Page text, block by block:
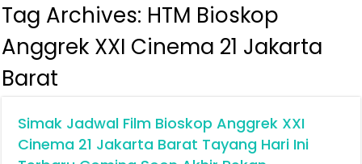
Tag Archives: HTM Bioskop
Anggrek XXI Cinema 21 Jakarta
Barat
Simak Jadwal Film Bioskop Anggrek XXI
Cinema 21 Jakarta Barat Tayang Hari Ini